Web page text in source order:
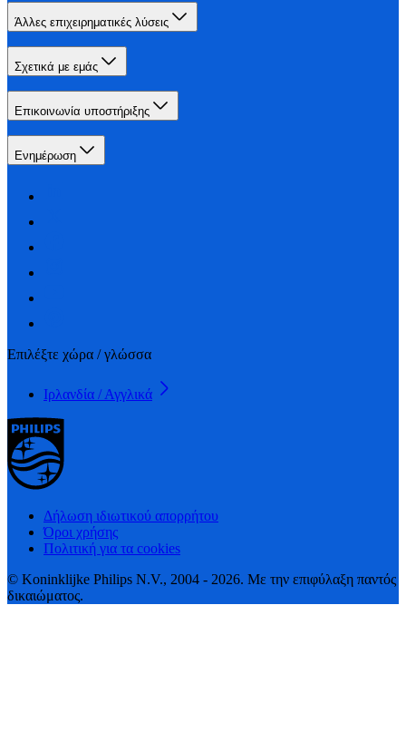
Άλλες επιχειρηματικές λύσεις
Σχετικά με εμάς
Επικοινωνία υποστήριξης
Ενημέρωση
Επιλέξτε χώρα / γλώσσα
Ιρλανδία / Αγγλικά
Δήλωση ιδιωτικού απορρήτου
Όροι χρήσης
Πολιτική για τα cookies
© Koninklijke Philips N.V., 2004 - 2026. Με την επιφύλαξη παντός
δικαιώματος.